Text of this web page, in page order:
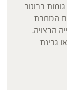
ברוטב
המחבת
גבינת